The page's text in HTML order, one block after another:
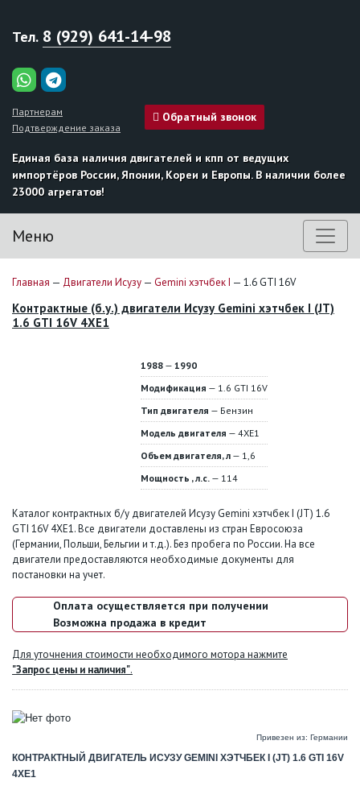
Тел. 8 (929) 641-14-98
Партнерам
Подтверждение заказа
Обратный звонок
Единая база наличия двигателей и кпп от ведущих
импортёров России, Японии, Кореи и Европы. В наличии более
23000 агрегатов!
Меню
Главная — Двигатели Исузу — Gemini хэтчбек I — 1.6 GTI 16V
Контрактные (б.у.) двигатели Исузу Gemini хэтчбек I (JT)
1.6 GTI 16V 4XE1
1988 — 1990
Модификация — 1.6 GTI 16V
Тип двигателя — Бензин
Модель двигателя — 4XE1
Объем двигателя, л — 1,6
Мощность , л.с. — 114
Каталог контрактных б/у двигателей Исузу Gemini хэтчбек I (JT) 1.6
GTI 16V 4XE1. Все двигатели доставлены из стран Евросоюза
(Германии, Польши, Бельгии и т.д.). Без пробега по России. На все
двигатели предоставляются необходимые документы для
постановки на учет.
Оплата осуществляется при получении
Возможна продажа в кредит
Для уточнения стоимости необходимого мотора нажмите
"Запрос цены и наличия".
Привезен из: Германии
КОНТРАКТНЫЙ ДВИГАТЕЛЬ ИСУЗУ GEMINI ХЭТЧБЕК I (JT) 1.6 GTI 16V
4XE1